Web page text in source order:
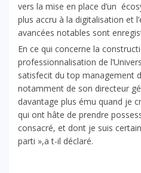
vers la mise en place d’un
plus accru à la digitalisation et
avancées notables sont
En ce qui concerne la
professionnalisation de
satisfecit du top management
notamment de son directeur
davantage plus ému quand je
qui ont hâte de prendre
consacré, et dont je suis
parti »,a t-il déclaré.